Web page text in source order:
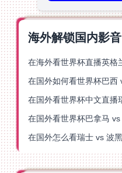
海外解锁国内影音